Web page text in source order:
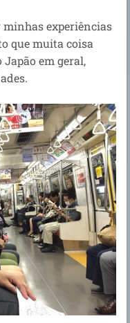
minhas experiências
que muita coisa
em geral,